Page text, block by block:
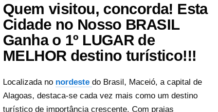
Quem visitou, concorda! Esta
Cidade no Nosso BRASIL
Ganha o 1º LUGAR de
MELHOR destino turístico!!!
Localizada no nordeste do Brasil, Maceió, a capital de
Alagoas, destaca-se cada vez mais como um destino
turístico de importância crescente. Com praias